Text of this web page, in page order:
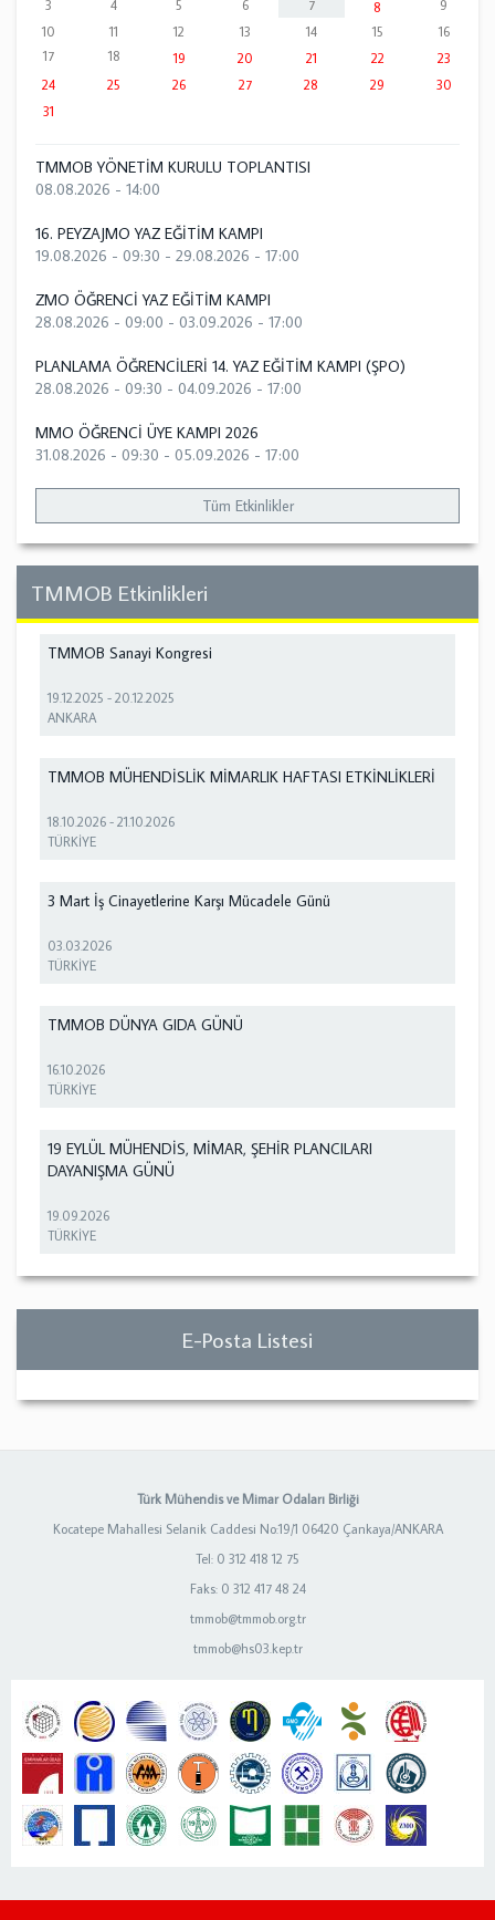
3
4 5 6 7 8
9
10
11 12 13 14 15
16
17
18 19 20 21 22
23
24
25 26 27 28 29
30
31
TMMOB YÖNETİM KURULU TOPLANTISI
08.08.2026 - 14:00
16. PEYZAJMO YAZ EĞİTİM KAMPI
19.08.2026 - 09:30 - 29.08.2026 - 17:00
ZMO ÖĞRENCİ YAZ EĞİTİM KAMPI
28.08.2026 - 09:00 - 03.09.2026 - 17:00
PLANLAMA ÖĞRENCİLERİ 14. YAZ EĞİTİM KAMPI (ŞPO)
28.08.2026 - 09:30 - 04.09.2026 - 17:00
MMO ÖĞRENCİ ÜYE KAMPI 2026
31.08.2026 - 09:30 - 05.09.2026 - 17:00
Tüm Etkinlikler
TMMOB Etkinlikleri
TMMOB Sanayi Kongresi
19.12.2025 -20.12.2025
ANKARA
TMMOB MÜHENDİSLİK MİMARLIK HAFTASI ETKİNLİKLERİ
18.10.2026 -21.10.2026
TÜRKİYE
3 Mart İş Cinayetlerine Karşı Mücadele Günü
03.03.2026
TÜRKİYE
TMMOB DÜNYA GIDA GÜNÜ
16.10.2026
TÜRKİYE
19 EYLÜL MÜHENDİS, MİMAR, ŞEHİR PLANCILARI
DAYANIŞMA GÜNÜ
19.09.2026
TÜRKİYE
E-Posta Listesi
Türk Mühendis ve Mimar Odaları Birliği
Kocatepe Mahallesi Selanik Caddesi No:19/1 06420 Çankaya/ANKARA
Tel: 0 312 418 12 75
Faks: 0 312 417 48 24
tmmob@tmmob.org.tr
tmmob@hs03.kep.tr